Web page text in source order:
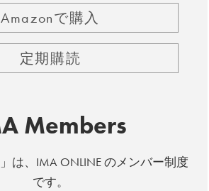
Amazonで購入
定期購読
Members
」は、IMA ONLINE のメンバー制度
です。